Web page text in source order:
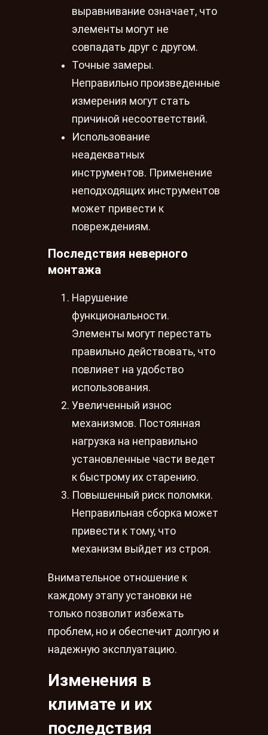
выравнивание означает, что
элементы могут не
совпадать друг с другом.
Точные замеры.
Неправильно произведенные
измерения могут стать
причиной несоответствий.
Использование
неадекватных
инструментов. Применение
неподходящих инструментов
может привести к
повреждениям.
Последствия неверного
монтажа
Нарушение
функциональности.
Элементы могут перестать
правильно действовать, что
повлияет на удобство
использования.
Увеличенный износ
механизмов. Постоянная
нагрузка на неправильно
установленные части ведет
к быстрому их старению.
Повышенный риск поломки.
Неправильная сборка может
привести к тому, что
механизм выйдет из строя.
Внимательное отношение к
каждому этапу установки не
только позволит избежать
проблем, но и обеспечит долгую и
надежную эксплуатацию.
Изменения в
климате и их
последствия